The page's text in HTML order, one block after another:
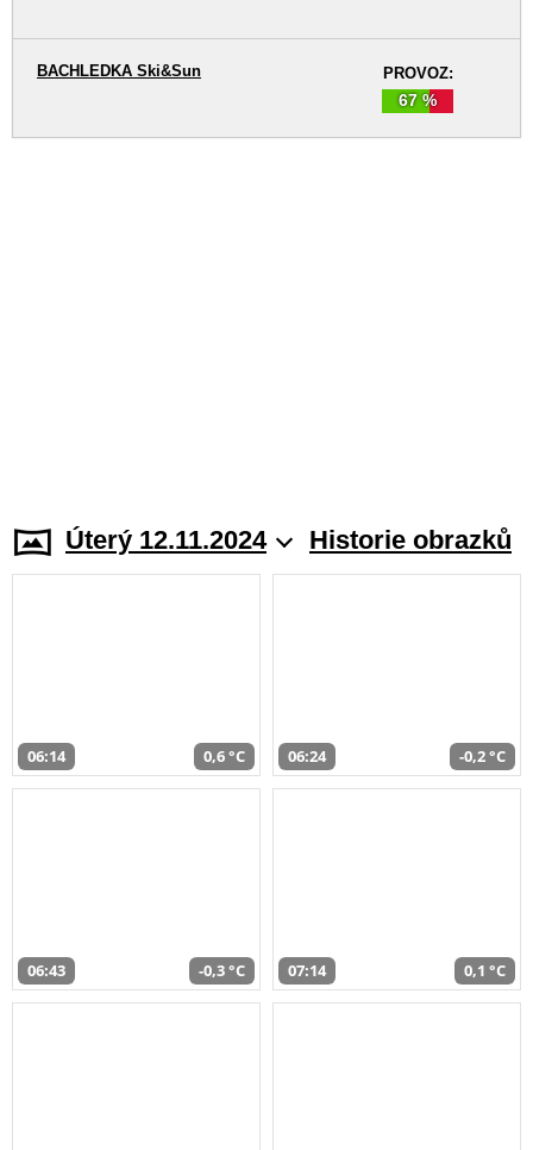
PROVOZ:
67 %
BACHLEDKA Ski&Sun
Úterý 12.11.2024 Historie obrazků
06:14 0,6 °C 06:24 -0,2 °C
06:43 -0,3 °C 07:14 0,1 °C